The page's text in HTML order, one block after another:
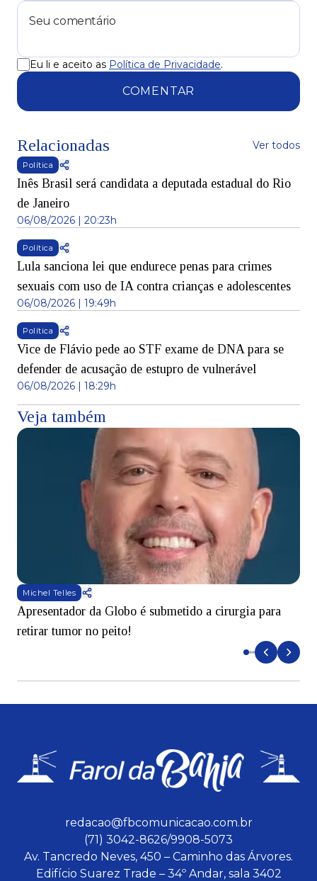
Eu li e aceito as Política de Privacidade.
COMENTAR
Relacionadas Ver todos
Política
Inês Brasil será candidata a deputada estadual do Rio
de Janeiro
06/08/2026 | 20:23h
Política
Lula sanciona lei que endurece penas para crimes
sexuais com uso de IA contra crianças e adolescentes
06/08/2026 | 19:49h
Política
Vice de Flávio pede ao STF exame de DNA para se
defender de acusação de estupro de vulnerável
06/08/2026 | 18:29h
Veja também
Michel Telles
Apresentador da Globo é submetido a cirurgia para
retirar tumor no peito!
redacao@fbcomunicacao.com.br
(71) 3042-8626/9908-5073
Av. Tancredo Neves, 450 – Caminho das Árvores.
Edifício Suarez Trade – 34º Andar, sala 3402